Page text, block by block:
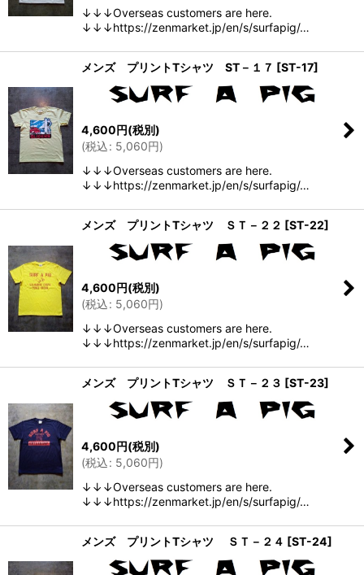
↓↓↓Overseas customers are here.
↓↓↓https://zenmarket.jp/en/s/surfapig/…
メンズ プリントTシャツ ST－１７ [ST-17]
4,600円(税別)
(税込: 5,060円)
↓↓↓Overseas customers are here.
↓↓↓https://zenmarket.jp/en/s/surfapig/…
メンズ プリントTシャツ ＳＴ－２２ [ST-22]
4,600円(税別)
(税込: 5,060円)
↓↓↓Overseas customers are here.
↓↓↓https://zenmarket.jp/en/s/surfapig/…
メンズ プリントTシャツ ＳＴ－２３ [ST-23]
4,600円(税別)
(税込: 5,060円)
↓↓↓Overseas customers are here.
↓↓↓https://zenmarket.jp/en/s/surfapig/…
メンズ プリントTシャツ ＳＴ－２４ [ST-24]